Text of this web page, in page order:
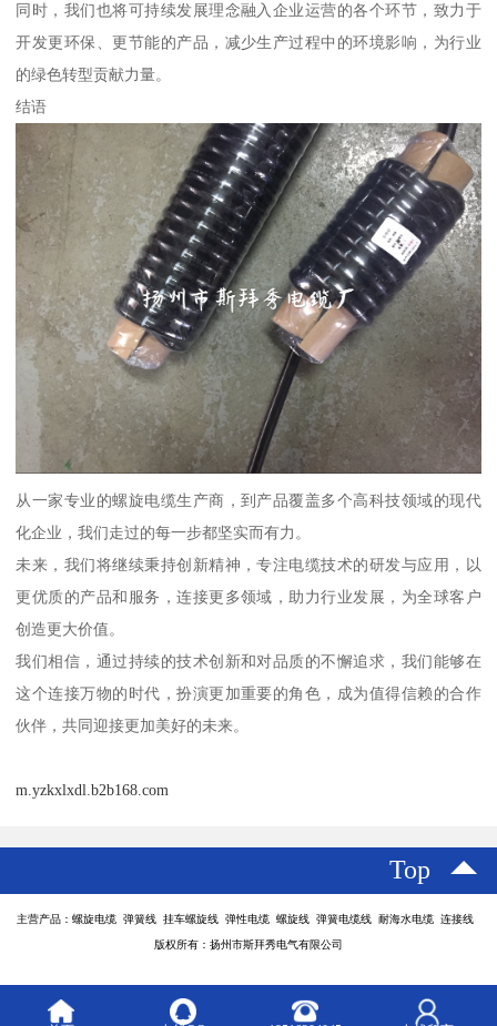
同时，我们也将可持续发展理念融入企业运营的各个环节，致力于
开发更环保、更节能的产品，减少生产过程中的环境影响，为行业
的绿色转型贡献力量。
结语
从一家专业的螺旋电缆生产商，到产品覆盖多个高科技领域的现代
化企业，我们走过的每一步都坚实而有力。
未来，我们将继续秉持创新精神，专注电缆技术的研发与应用，以
更优质的产品和服务，连接更多领域，助力行业发展，为全球客户
创造更大价值。
我们相信，通过持续的技术创新和对品质的不懈追求，我们能够在
这个连接万物的时代，扮演更加重要的角色，成为值得信赖的合作
伙伴，共同迎接更加美好的未来。
m.yzkxlxdl.b2b168.com
Top
主营产品：螺旋电缆 弹簧线 挂车螺旋线 弹性电缆 螺旋线 弹簧电缆线 耐海水电缆 连接线
版权所有：扬州市斯拜秀电气有限公司